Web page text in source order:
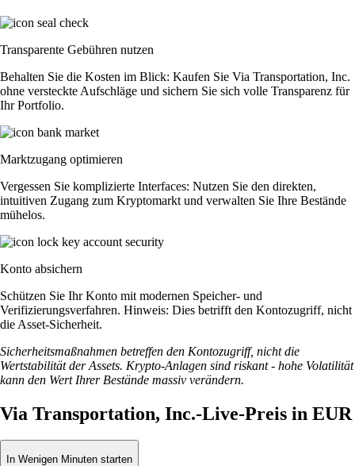
Transparente Gebühren nutzen
Behalten Sie die Kosten im Blick: Kaufen Sie Via Transportation, Inc.
ohne versteckte Aufschläge und sichern Sie sich volle Transparenz für
Ihr Portfolio.
Marktzugang optimieren
Vergessen Sie komplizierte Interfaces: Nutzen Sie den direkten,
intuitiven Zugang zum Kryptomarkt und verwalten Sie Ihre Bestände
mühelos.
Konto absichern
Schützen Sie Ihr Konto mit modernen Speicher- und
Verifizierungsverfahren. Hinweis: Dies betrifft den Kontozugriff, nicht
die Asset-Sicherheit.
Sicherheitsmaßnahmen betreffen den Kontozugriff, nicht die
Wertstabilität der Assets. Krypto-Anlagen sind riskant - hohe Volatilität
kann den Wert Ihrer Bestände massiv verändern.
Via Transportation, Inc.-Live-Preis in EUR
In Wenigen Minuten starten